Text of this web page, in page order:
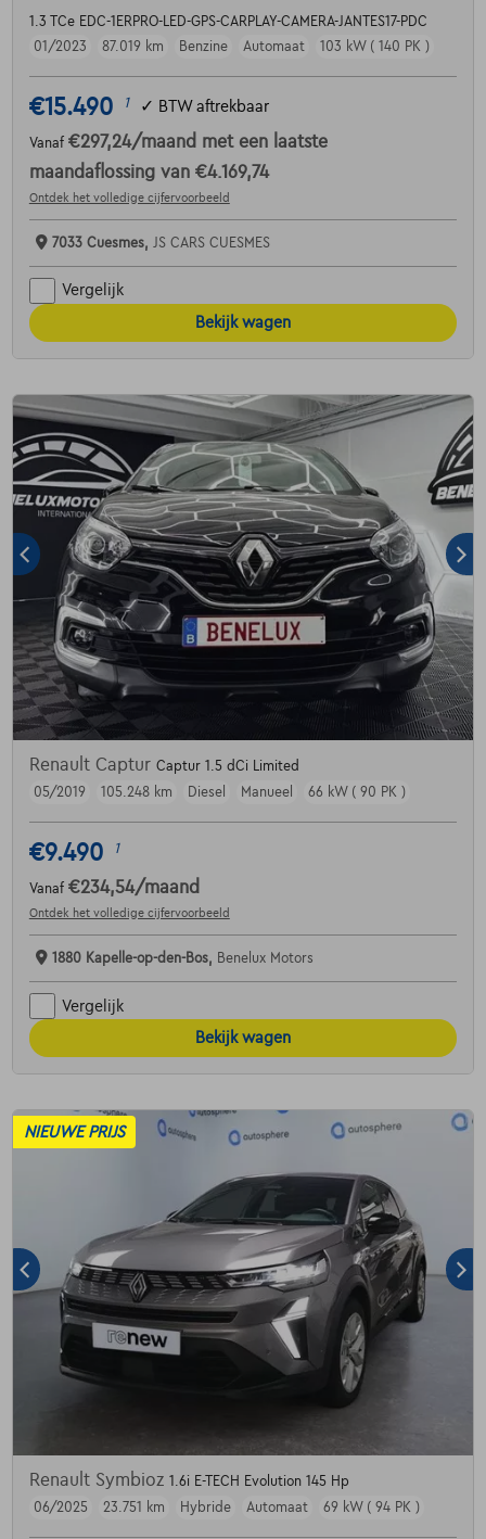
1.3 TCe EDC-1ERPRO-LED-GPS-CARPLAY-CAMERA-JANTES17-PDC
01/2023
87.019 km Benzine Automaat 103 kW ( 140 PK )
€15.490 1 ✓ BTW aftrekbaar
Vanaf €297,24/maand met een laatste
maandaflossing van €4.169,74
Ontdek het volledige cijfervoorbeeld
7033 Cuesmes, JS CARS CUESMES
Vergelijk
Bekijk wagen
Renault Captur Captur 1.5 dCi Limited
05/2019
105.248 km Diesel Manueel 66 kW ( 90 PK )
€9.490 1
Vanaf €234,54/maand
Ontdek het volledige cijfervoorbeeld
1880 Kapelle-op-den-Bos, Benelux Motors
Vergelijk
Bekijk wagen
NIEUWE PRIJS
Renault Symbioz 1.6i E-TECH Evolution 145 Hp
06/2025
23.751 km Hybride Automaat 69 kW ( 94 PK )